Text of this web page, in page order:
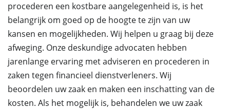
procederen een kostbare aangelegenheid is, is het
belangrijk om goed op de hoogte te zijn van uw
kansen en mogelijkheden. Wij helpen u graag bij deze
afweging. Onze deskundige advocaten hebben
jarenlange ervaring met adviseren en procederen in
zaken tegen financieel dienstverleners. Wij
beoordelen uw zaak en maken een inschatting van de
kosten. Als het mogelijk is, behandelen we uw zaak